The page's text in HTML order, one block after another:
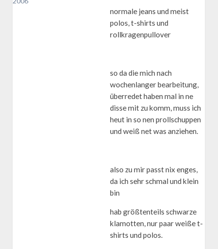
normale jeans und meist
polos, t-shirts und
rollkragenpullover
so da die mich nach
wochenlanger bearbeitung,
überredet haben mal in ne
disse mit zu komm, muss ich
heut in so nen prollschuppen
und weiß net was anziehen.
also zu mir passt nix enges,
da ich sehr schmal und klein
bin
hab größtenteils schwarze
klamotten, nur paar weiße t-
shirts und polos.